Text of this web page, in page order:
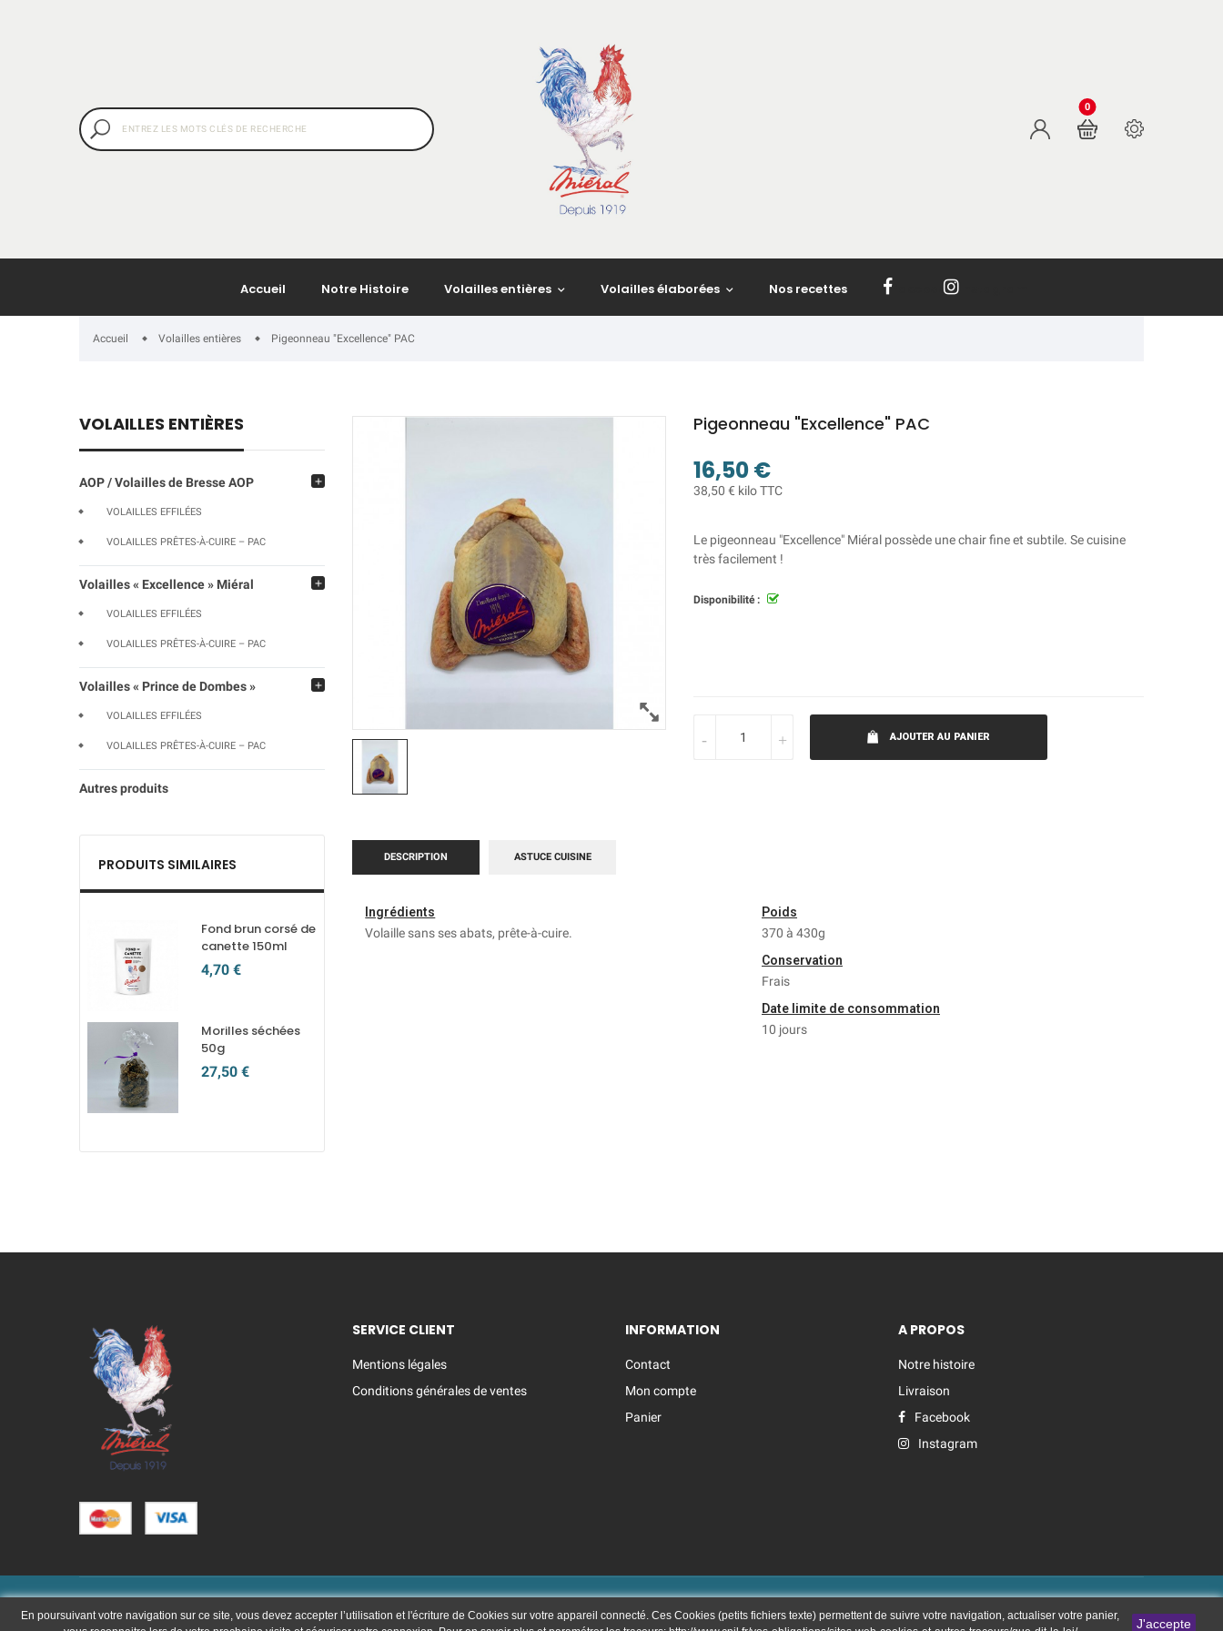
En poursuivant votre navigation sur ce site, vous devez accepter l’utilisation et l'écriture de Cookies sur votre appareil connecté. Ces Cookies (petits fichiers texte) permettent de suivre votre navigation, actualiser votre panier,
J'accepte
0
Accueil Notre Histoire Volailles entières Volailles élaborées Nos recettes facebook
Accueil Volailles entières Pigeonneau "Excellence" PAC
VOLAILLES ENTIÈRES
AOP / Volailles de Bresse AOP add
VOLAILLES EFFILÉES
VOLAILLES PRÊTES-À-CUIRE – PAC
Volailles « Excellence » Miéral add
VOLAILLES EFFILÉES
VOLAILLES PRÊTES-À-CUIRE – PAC
Volailles « Prince de Dombes » add
VOLAILLES EFFILÉES
VOLAILLES PRÊTES-À-CUIRE – PAC
Autres produits
PRODUITS SIMILAIRES
Fond brun corsé de
canette 150ml
4,70 €
Morilles séchées
50g
27,50 €
Pigeonneau "Excellence" PAC
16,50 €
38,50 € kilo TTC
Le pigeonneau "Excellence" Miéral possède une chair fine et subtile. Se cuisine
très facilement !
Disponibilité :
AJOUTER AU PANIER
DESCRIPTION ASTUCE CUISINE
Ingrédients
Volaille sans ses abats, prête-à-cuire.
Poids
370 à 430g
Conservation
Frais
Date limite de consommation
10 jours
SERVICE CLIENT
Mentions légales
Conditions générales de ventes
INFORMATION
Contact
Mon compte
Panier
A PROPOS
Notre histoire
Livraison
Facebook
Instagram
Copyright © 2020 boutique.mieral.com |Création et référencement du site internet : IMS ON LINE